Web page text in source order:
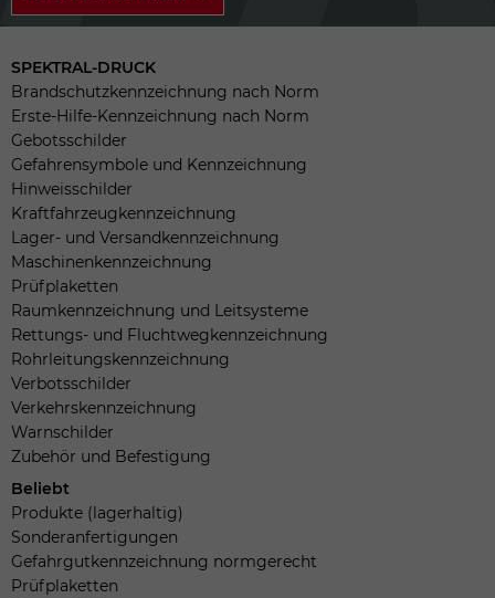
SPEKTRAL-DRUCK
Brandschutzkennzeichnung nach Norm
Erste-Hilfe-Kennzeichnung nach Norm
Gebotsschilder
Gefahrensymbole und Kennzeichnung
Hinweisschilder
Kraftfahrzeugkennzeichnung
Lager- und Versandkennzeichnung
Maschinenkennzeichnung
Prüfplaketten
Raumkennzeichnung und Leitsysteme
Rettungs- und Fluchtwegkennzeichnung
Rohrleitungskennzeichnung
Verbotsschilder
Verkehrskennzeichnung
Warnschilder
Zubehör und Befestigung
Beliebt
Produkte (lagerhaltig)
Sonderanfertigungen
Gefahrgutkennzeichnung normgerecht
Prüfplaketten